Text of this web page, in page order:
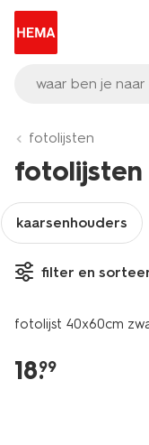
waar ben je
fotolijsten
fotolijsten
kaarsenhouders
filter en
fotolijst 40x60cm
18.
99